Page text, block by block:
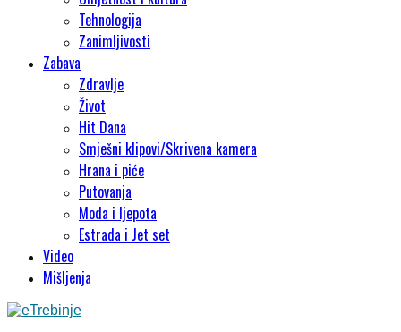
Tehnologija
Zanimljivosti
Zabava
Zdravlje
Život
Hit Dana
Smješni klipovi/Skrivena kamera
Hrana i piće
Putovanja
Moda i ljepota
Estrada i Jet set
Video
Mišljenja